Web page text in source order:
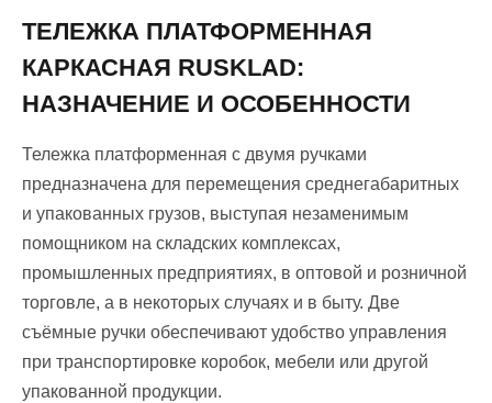
ТЕЛЕЖКА ПЛАТФОРМЕННАЯ
КАРКАСНАЯ RUSKLAD:
НАЗНАЧЕНИЕ И ОСОБЕННОСТИ
Тележка платформенная с двумя ручками
предназначена для перемещения среднегабаритных
и упакованных грузов, выступая незаменимым
помощником на складских комплексах,
промышленных предприятиях, в оптовой и розничной
торговле, а в некоторых случаях и в быту. Две
съёмные ручки обеспечивают удобство управления
при транспортировке коробок, мебели или другой
упакованной продукции.